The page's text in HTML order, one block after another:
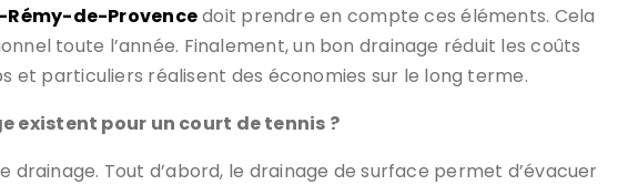
de-Provencedoit prendre en compte ces éléments. Cela
toute l’année. Finalement, un bon drainage réduit les coûts
et particuliers réalisent des économies sur le long terme.
existent pour un court de tennis ?
drainage. Tout d’abord, le drainage de surface permet d’évacuer